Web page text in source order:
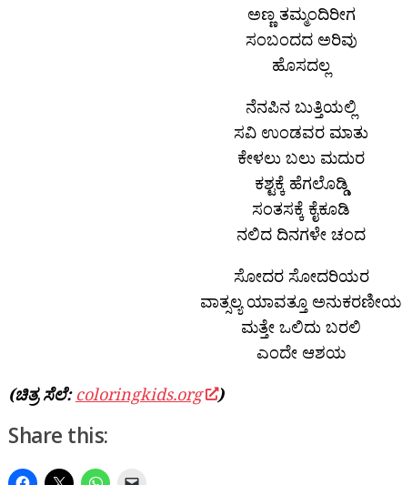
ಅಣ್ಣ ತಮ್ಮಂದಿರೀಗ
ಸಂಬಂದದ ಅರಿವು
ಹೊಸದಲ್ಲ
ನೆನಪಿನ ಬುತ್ತಿಯಲ್ಲಿ
ಸವಿ ಉಂಡವರ ಮಾತು
ಕೇಳಲು ಬಲು ಮದುರ
ಕಶ್ಟಕ್ಕೆ ಹೆಗಲೊಡ್ಡಿ
ಸಂತಸಕ್ಕೆ ಕೈಕೂಡಿ
ನಲಿದ ದಿನಗಳೇ ಚಂದ
ಸೋದರ ಸೋದರಿಯರ
ವಾತ್ಸಲ್ಯ ಯಾವತ್ತೂ ಅನುಕರಣೀಯ
ಮತ್ತೇ ಒಲಿದು ಬರಲಿ
ಎಂದೇ ಆಶಯ
(ಚಿತ್ರ ಸೆಲೆ: coloringkids.org )
Share this: